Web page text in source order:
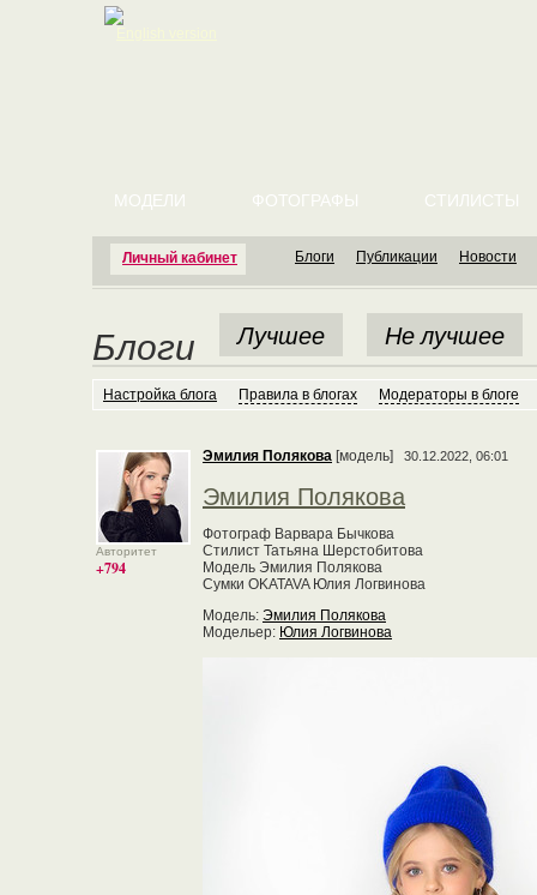
Личный кабинет
МОДЕЛИ ФОТОГРАФЫ СТИЛИСТЫ
Блоги Публикации Новости
Блоги Лучшее Не лучшее
Настройка блога Правила в блогах Модераторы в блоге
Авторитет
+794
Эмилия Полякова [модель] 30.12.2022, 06:01
Эмилия Полякова
Фотограф Варвара Бычкова
Стилист Татьяна Шерстобитова
Модель Эмилия Полякова
Сумки OKATAVA Юлия Логвинова
Модель: Эмилия Полякова
Модельер: Юлия Логвинова